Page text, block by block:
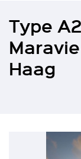
Type
Haag